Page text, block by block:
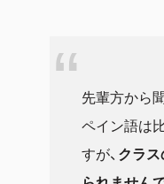
先輩方から
ペイン語は
すが、 クラ